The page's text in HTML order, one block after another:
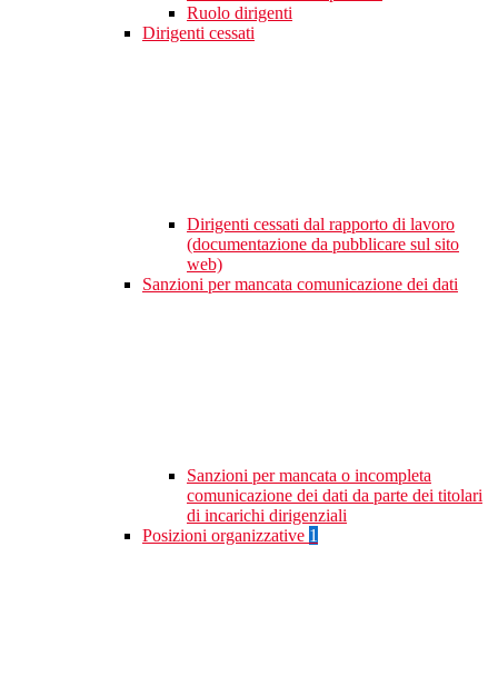
Ruolo dirigenti
Dirigenti cessati
Dirigenti cessati dal rapporto di lavoro
(documentazione da pubblicare sul sito
web)
Sanzioni per mancata comunicazione dei dati
Sanzioni per mancata o incompleta
comunicazione dei dati da parte dei titolari
di incarichi dirigenziali
Posizioni organizzative 1